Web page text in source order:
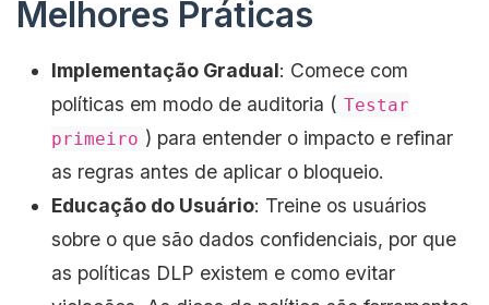
Melhores Práticas
Implementação Gradual: Comece com
políticas em modo de auditoria ( Testar
primeiro ) para entender o impacto e refinar
as regras antes de aplicar o bloqueio.
Educação do Usuário: Treine os usuários
sobre o que são dados confidenciais, por que
as políticas DLP existem e como evitar